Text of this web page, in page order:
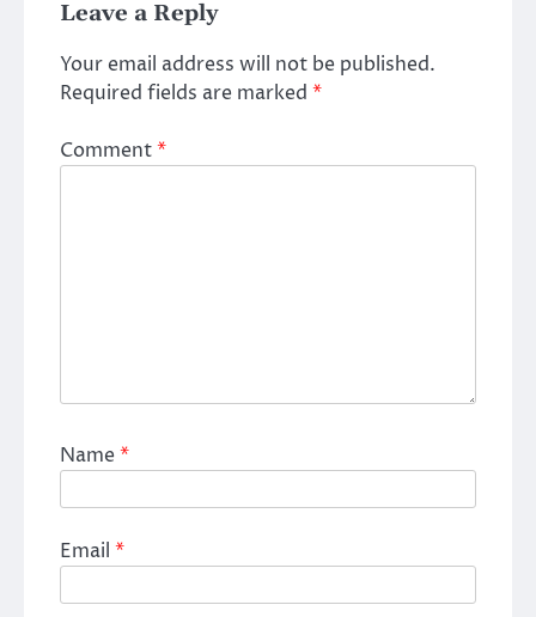
Leave a Reply
Your email address will not be published.
Required fields are marked *
Comment*
Name*
Email *